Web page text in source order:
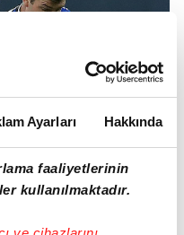
Ayarları Hakkında
faaliyetlerinin
kullanılmaktadır.